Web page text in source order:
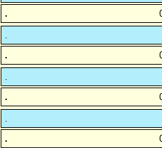
.
.
.
.
.
.
.